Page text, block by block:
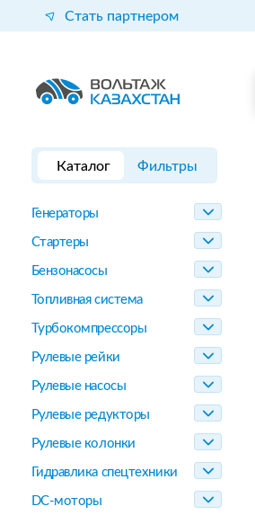
Стать партнером
Каталог Фильтры
Генераторы
Стартеры
Бензонасосы
Топливная система
Турбокомпрессоры
Рулевые рейки
Рулевые насосы
Рулевые редукторы
Рулевые колонки
Гидравлика спецтехники
DC-моторы